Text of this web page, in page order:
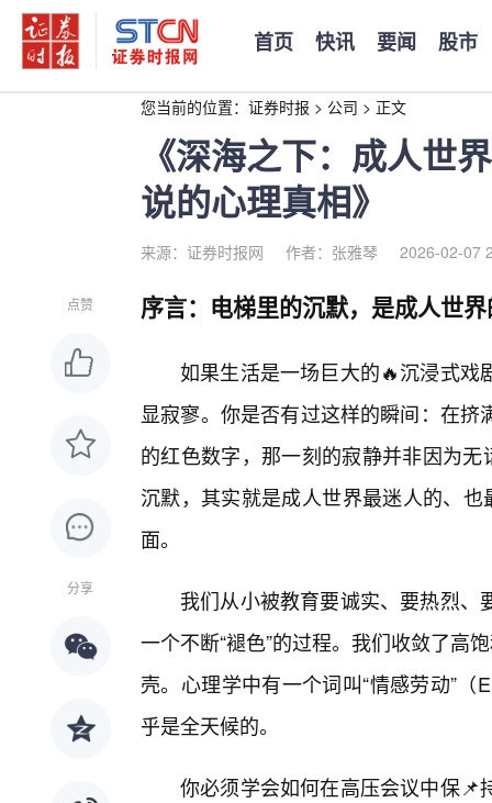
首页 快讯 要闻 股市
您当前的位置： 证券时报 > 公司 > 正文
《深海之下：成人世
说的心理真相》
来源：证券时报网 作者：张雅琴 2026-02-07
点赞
分享
序言：电梯里的沉默，是成人世
如果生活是一场巨大的🔥沉浸式戏
显寂寥。你是否有过这样的瞬间：在
的红色数字，那一刻的寂静并非因为
沉默，其实就是成人世界最迷人的、
面。
我们从小被教育要诚实、要热烈
一个不断“褪色”的过程。我们收敛了高
壳。心理学中有一个词叫“情感劳动”
乎是全天候的。
你必须学会如何在高压会议中保📌